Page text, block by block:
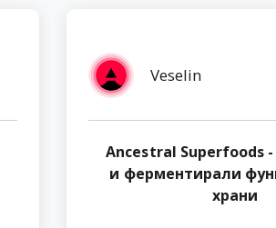
Veselin
Ancestral Superfoods
и ферментирали
храни